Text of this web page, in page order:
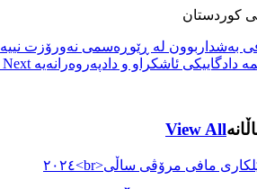
کوردستان
بەشداربوون لە ڕێوڕەسمی نەورۆزت نییە
دادگاییکی ئاشکراو و دادپەروەرانەیە Next →
View All